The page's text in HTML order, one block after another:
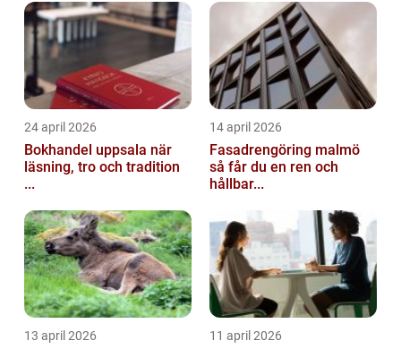
24 april 2026
Bokhandel uppsala när
läsning, tro och tradition
...
14 april 2026
Fasadrengöring malmö
så får du en ren och
hållbar...
13 april 2026 11 april 2026